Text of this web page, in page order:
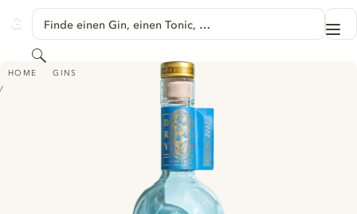
GINVENTORY
Finde einen Gin, einen Tonic, …
Suchen
HOME GINS
EKO - SIGNATURE DRY GIN